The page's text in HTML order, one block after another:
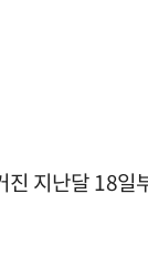
진 지난달 18